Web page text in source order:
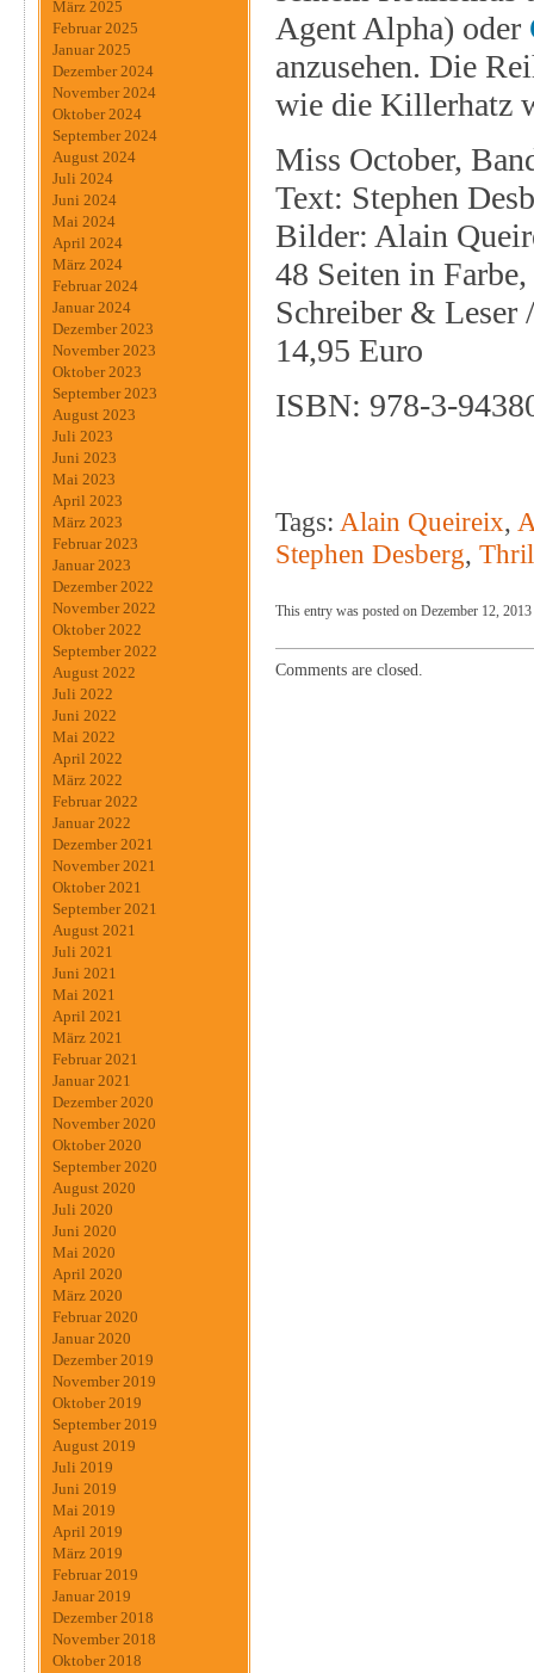
März 2025
Februar 2025
Januar 2025
Dezember 2024
November 2024
Oktober 2024
September 2024
August 2024
Juli 2024
Juni 2024
Mai 2024
April 2024
März 2024
Februar 2024
Januar 2024
Dezember 2023
November 2023
Oktober 2023
September 2023
August 2023
Juli 2023
Juni 2023
Mai 2023
April 2023
März 2023
Februar 2023
Januar 2023
Dezember 2022
November 2022
Oktober 2022
September 2022
August 2022
Juli 2022
Juni 2022
Mai 2022
April 2022
März 2022
Februar 2022
Januar 2022
Dezember 2021
November 2021
Oktober 2021
September 2021
August 2021
Juli 2021
Juni 2021
Mai 2021
April 2021
März 2021
Februar 2021
Januar 2021
Dezember 2020
November 2020
Oktober 2020
September 2020
August 2020
Juli 2020
Juni 2020
Mai 2020
April 2020
März 2020
Februar 2020
Januar 2020
Dezember 2019
November 2019
Oktober 2019
September 2019
August 2019
Juli 2019
Juni 2019
Mai 2019
April 2019
März 2019
Februar 2019
Januar 2019
Dezember 2018
November 2018
Oktober 2018
Agent Alpha) oder
anzusehen. Die
wie die Killerhatz
Miss October,
Text: Stephen
Bilder: Alain
48 Seiten in
Schreiber & Leser
14,95 Euro
ISBN: 978-3-
Tags: Alain Queireix,
Stephen Desberg,
This entry was posted on Dezember 12,
Comments are closed.